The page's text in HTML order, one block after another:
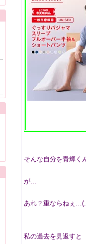
そんな自分を青輝く
が…
あれ？重ならねぇ…(⁠.⁠
私の過去を見返すと